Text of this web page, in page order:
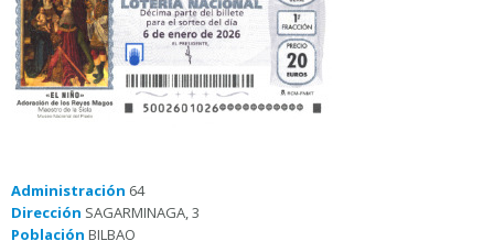
Administración 64
Dirección SAGARMINAGA, 3
Población BILBAO